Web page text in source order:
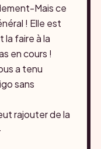
Mais ce
! Elle est
la faire à la
en cours !
a tenu
sans
rajouter de la